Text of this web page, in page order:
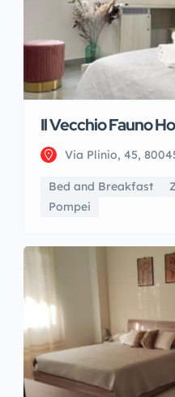
Il Vecchio Fauno
Via Plinio, 45,
Bed and Breakfast
Pompei